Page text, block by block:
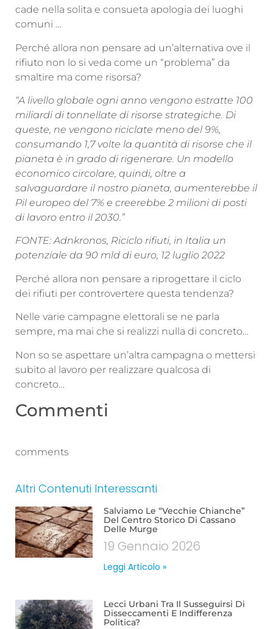
cade nella solita e consueta apologia dei luoghi
comuni …
Perché allora non pensare ad un’alternativa ove il
rifiuto non lo si veda come un “problema” da
smaltire ma come risorsa?
“A livello globale ogni anno vengono estratte 100
miliardi di tonnellate di risorse strategiche. Di
queste, ne vengono riciclate meno del 9%,
consumando 1,7 volte la quantità di risorse che il
pianeta è in grado di rigenerare. Un modello
economico circolare, quindi, oltre a
salvaguardare il nostro pianeta, aumenterebbe il
Pil europeo del 7% e creerebbe 2 milioni di posti
di lavoro entro il 2030.”
FONTE: Adnkronos, Riciclo rifiuti, in Italia un
potenziale da 90 mld di euro, 12 luglio 2022​
Perché allora non pensare a riprogettare il ciclo
dei rifiuti per controvertere questa tendenza?
Nelle varie campagne elettorali se ne parla
sempre, ma mai che si realizzi nulla di concreto…
Non so se aspettare un’altra campagna o mettersi
subito al lavoro per realizzare qualcosa di
concreto…
Commenti
comments
Altri Contenuti Interessanti
Salviamo Le “vecchie Chianche”
Del Centro Storico Di Cassano
Delle Murge
19 Gennaio 2026
Leggi Articolo »
Lecci Urbani Tra Il Susseguirsi Di
Disseccamenti E Indifferenza
Politica?